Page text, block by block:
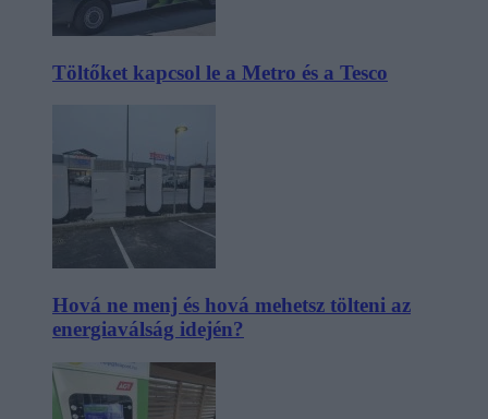
Töltőket kapcsol le a Metro és a Tesco
Hová ne menj és hová mehetsz tölteni az
energiaválság idején?